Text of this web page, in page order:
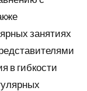
занятиях
в гибкости